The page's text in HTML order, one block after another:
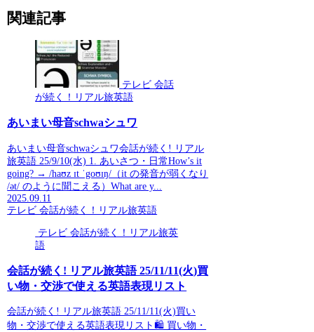
関連記事
テレビ 会話
が続く！リアル旅英語
あいまい母音schwaシュワ
あいまい母音schwaシュワ会話が続く! リアル
旅英語 25/9/10(水) 1. あいさつ・日常How’s it
going? → /haʊz ɪt ˈgoʊɪŋ/（it の発音が弱くなり
/ət/ のように聞こえる）What are y...
2025.09.11
テレビ 会話が続く！リアル旅英語
テレビ 会話が続く！リアル旅英
語
会話が続く! リアル旅英語 25/11/11(火)買
い物・交渉で使える英語表現リスト
会話が続く! リアル旅英語 25/11/11(火)買い
物・交渉で使える英語表現リスト🛍️ 買い物・